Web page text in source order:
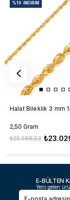
Halat Bileklik 3 mm
2,50 Gram
₺25.588,53
%10 İNDIRIM
E-BÜLTEN
Yeni gelen